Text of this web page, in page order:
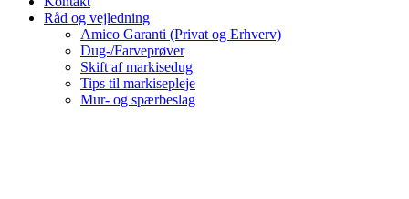
Råd og vejledning
Amico Garanti (Privat og Erhverv)
Dug-/Farveprøver
Skift af markisedug
Tips til markisepleje
Mur- og spærbeslag